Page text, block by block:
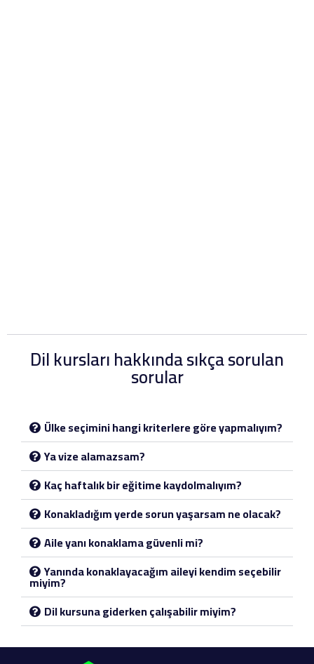
Dil kursları hakkında sıkça sorulan
sorular
Ülke seçimini hangi kriterlere göre yapmalıyım?
Ya vize alamazsam?
Kaç haftalık bir eğitime kaydolmalıyım?
Konakladığım yerde sorun yaşarsam ne olacak?
Aile yanı konaklama güvenli mi?
Yanında konaklayacağım aileyi kendim seçebilir
miyim?
Dil kursuna giderken çalışabilir miyim?